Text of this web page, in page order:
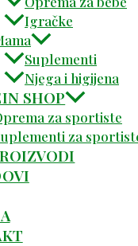
Igračke
Suplementi
Njega i higijena
SHOP
za sportiste
za